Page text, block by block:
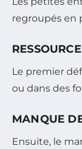
regroupés en
Le premier
ou dans des
MANQUE
Ensuite, le